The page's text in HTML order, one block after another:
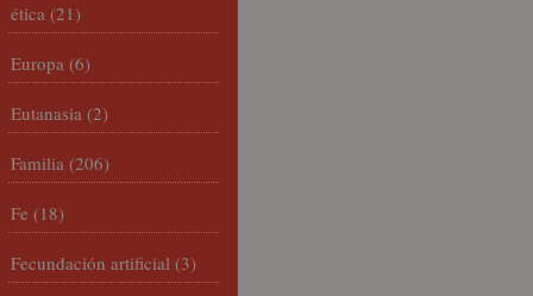
ética (21)
Europa (6)
Eutanasia (2)
Familia (206)
Fe (18)
Fecundación artificial (3)